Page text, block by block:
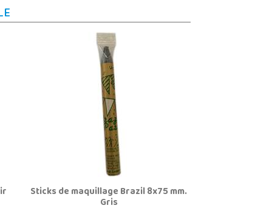
Sticks de maquillage Brazil 8x75 mm.
Gris